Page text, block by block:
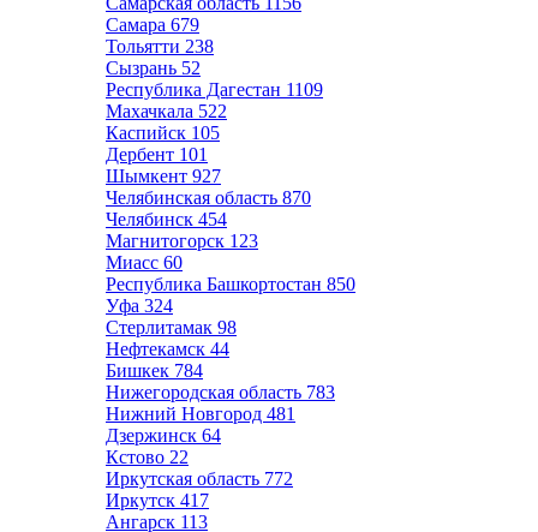
Самара 679
Тольятти 238
Сызрань 52
Республика Дагестан 1109
Махачкала 522
Каспийск 105
Дербент 101
Шымкент 927
Челябинская область 870
Челябинск 454
Магнитогорск 123
Миасс 60
Республика Башкортостан 850
Уфа 324
Стерлитамак 98
Нефтекамск 44
Бишкек 784
Нижегородская область 783
Нижний Новгород 481
Дзержинск 64
Кстово 22
Иркутская область 772
Иркутск 417
Ангарск 113